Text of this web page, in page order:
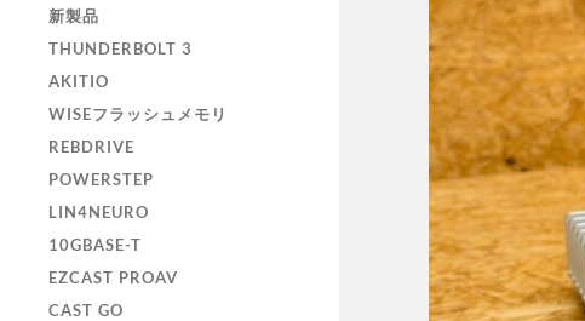
新製品
THUNDERBOLT 3
AKITIO
WISEフラッシュメモリ
REBDRIVE
POWERSTEP
LIN4NEURO
10GBASE-T
EZCAST PROAV
CAST GO